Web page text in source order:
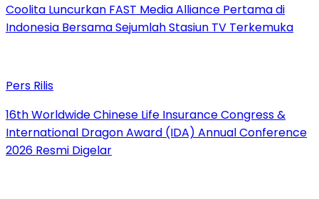
Coolita Luncurkan FAST Media Alliance Pertama di
Indonesia Bersama Sejumlah Stasiun TV Terkemuka
Pers Rilis
16th Worldwide Chinese Life Insurance Congress &
International Dragon Award (IDA) Annual Conference
2026 Resmi Digelar